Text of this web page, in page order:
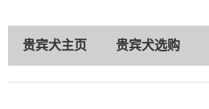
贵宾犬主页 贵宾犬选购